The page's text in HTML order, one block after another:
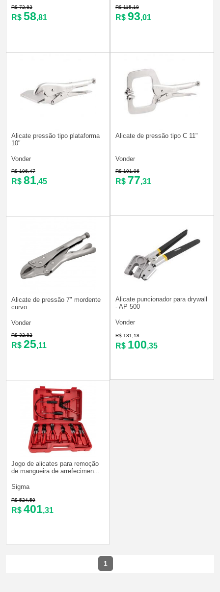
R$ 72,82
R$ 58,81
R$ 115,18
R$ 93,01
Alicate pressão tipo plataforma
10"
Vonder
R$ 106,47
R$ 81,45
Alicate de pressão tipo C 11"
Vonder
R$ 101,06
R$ 77,31
Alicate de pressão 7" mordente
curvo
Vonder
R$ 32,82
R$ 25,11
Alicate puncionador para drywall
- AP 500
Vonder
R$ 131,18
R$ 100,35
Jogo de alicates para remoção
de mangueira de arrefecimen...
Sigma
R$ 524,59
R$ 401,31
1